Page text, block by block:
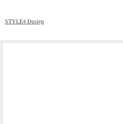
STYLE4 Design